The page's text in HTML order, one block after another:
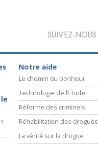
SUIVEZ-NOUS
Notre aide
Le chemin du bonheur
Technologie de l’Étude
Réforme des criminels
Réhabilitation des drogués
La vérité sur la drogue